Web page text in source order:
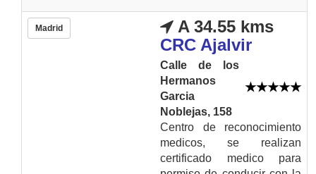
Madrid
A 34.55 kms
CRC Ajalvir
Calle de los
Hermanos
Garcia
Noblejas, 158
Centro de reconocimiento
medicos, se realizan
certificado medico para